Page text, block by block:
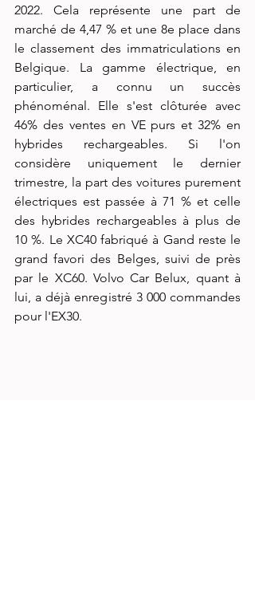
2022. Cela représente une part de
marché de 4,47 % et une 8e place dans
le classement des immatriculations en
Belgique. La gamme électrique, en
particulier, a connu un succès
phénoménal. Elle s'est clôturée avec
46% des ventes en VE purs et 32% en
hybrides rechargeables. Si l'on
considère uniquement le dernier
trimestre, la part des voitures purement
électriques est passée à 71 % et celle
des hybrides rechargeables à plus de
10 %. Le XC40 fabriqué à Gand reste le
grand favori des Belges, suivi de près
par le XC60. Volvo Car Belux, quant à
lui, a déjà enregistré 3 000 commandes
pour l'EX30.